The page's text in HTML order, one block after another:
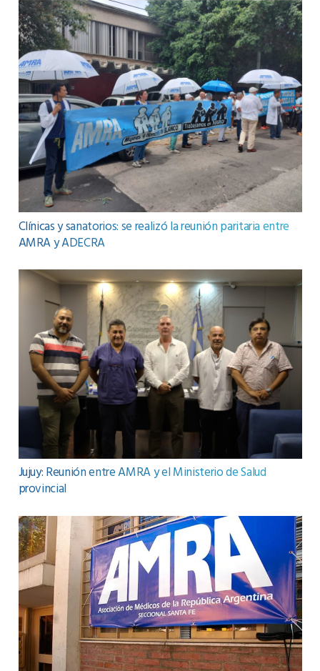
Clínicas y sanatorios: se realizó la reunión paritaria entre
AMRA y ADECRA
Jujuy: Reunión entre AMRA y el Ministerio de Salud
provincial